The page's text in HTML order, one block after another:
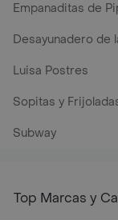
Empanaditas de
Desayunadero de
Luisa Postres
Sopitas y
Subway
Top Marcas y